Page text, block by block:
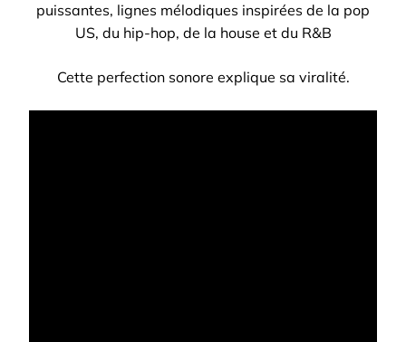
puissantes, lignes mélodiques inspirées de la pop
US, du hip-hop, de la house et du R&B
Cette perfection sonore explique sa viralité.